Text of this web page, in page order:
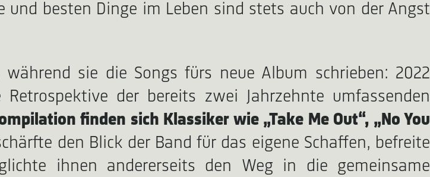
besten Dinge im Leben sind stets auch von der Angst
sie die Songs fürs neue Album schrieben: 2022
der bereits zwei Jahrzehnte umfassenden
finden sich Klassiker wie „Take Me Out“, „No You
den Blick der Band für das eigene Schaffen, befreite
ihnen andererseits den Weg in die gemeinsame